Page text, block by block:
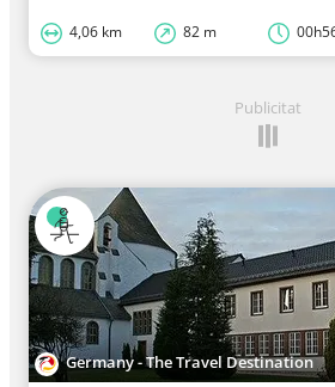
4,06 km 82 m
Publicitat
Germany - The Travel Destination